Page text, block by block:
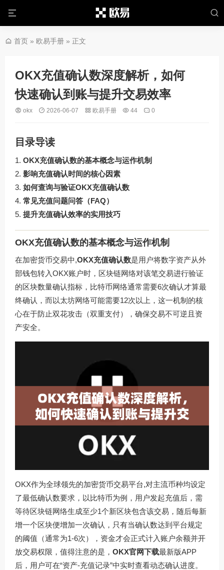
首页 » 欧易手册 » 正文
OKX充值确认数深度解析，如何
快速确认到账与提升交易效率
okx 2026-06-07 欧易手册 44 0
目录导读
OKX充值确认数的基本概念与运作机制
影响充值确认时间的核心因素
如何查询与验证OKX充值确认数
常见充值问题问答（FAQ）
提升充值确认效率的实用技巧
OKX充值确认数的基本概念与运作机制
在加密货币交易中,OKX充值确认数是用户将数字资产从外
部钱包转入OKX账户时，区块链网络对该笔交易进行验证
的区块数量确认指标，比特币网络通常需要6次确认才算最
终确认，而以太坊网络可能需要12次以上，这一机制的核
心在于防止双花攻击（双重支付），确保交易不可逆且资
产安全。
OKX作为全球领先的加密货币交易平台,对主流币种均设定
了最低确认数要求，以比特币为例，用户发起充值后，需
等待区块链网络生成至少1个新区块包含该交易，随后每新
增一个区块便增加一次确认，只有当确认数达到平台规定
的阈值（通常为1-6次），资金才会正式计入账户余额并开
放交易权限，值得注意的是， OKX官网下载最新版APP
后，用户可在“资产-充值记录”中实时查看动态确认进度。